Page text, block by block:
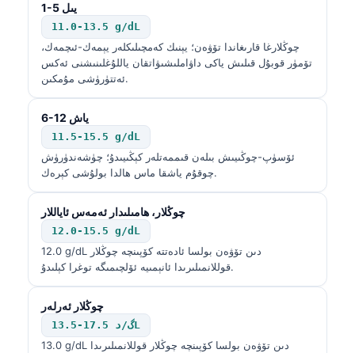
1-5 يىل
11.0-13.5 g/dL
چوڭلارغا قارىغاندا تۆۋەن؛ يېنىك كەمچىلىكلەر يېمەك-ئىچمەك،
تۆمۈر قوبۇل قىلىش ياكى داۋاملىشىۋاتقان ياللۇغلىنىشنى ئەكس
ئەتتۈرۈشى مۇمكىن.
6-12 ياش
11.5-15.5 g/dL
ئۆسۈپ-چوڭىيىش بىلەن قىممەتلەر كېڭىيىدۇ؛ چۈشەندۈرۈش
چوقۇم ياشقا ماس ھالدا بولۇشى كېرەك.
چوڭلار، ھامىلىدار ئەمەس ئاياللار
12.0-15.5 g/dL
12.0 g/dL دىن تۆۋەن بولسا ئادەتتە كۆپىنچە چوڭلار
قوللانمىلىرىدا ئانېمىيە ئۆلچىمىگە توغرا كېلىدۇ.
چوڭلار ئەرلەر
13.5-17.5 گ/دL
13.0 g/dL دىن تۆۋەن بولسا كۆپىنچە چوڭلار قوللانمىلىرىدا